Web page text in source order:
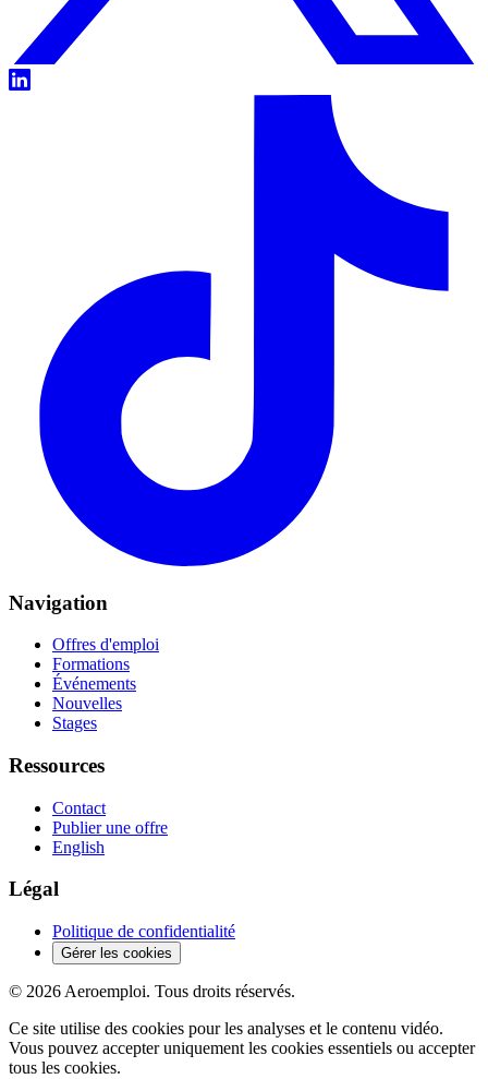
Navigation
Offres d'emploi
Formations
Événements
Nouvelles
Stages
Ressources
Contact
Publier une offre
English
Légal
Politique de confidentialité
Gérer les cookies
© 2026 Aeroemploi. Tous droits réservés.
Ce site utilise des cookies pour les analyses et le contenu vidéo.
Vous pouvez accepter uniquement les cookies essentiels ou accepter
tous les cookies.